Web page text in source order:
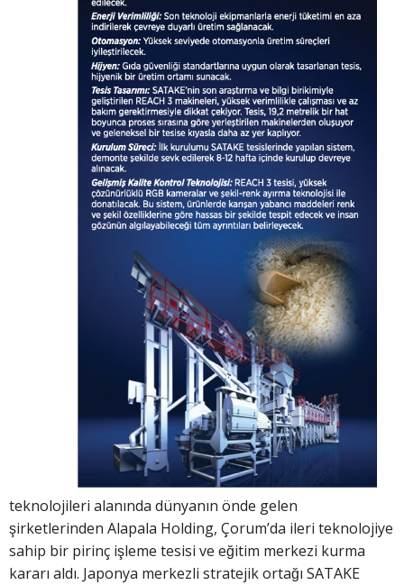
teknolojileri alanında dünyanın önde gelen
şirketlerinden Alapala Holding, Çorum’da ileri teknolojiye
sahip bir pirinç işleme tesisi ve eğitim merkezi kurma
kararı aldı. Japonya merkezli stratejik ortağı SATAKE